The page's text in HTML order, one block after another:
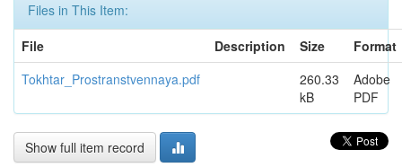
Files in This Item:
File
Description Size
Format
Tokhtar_Prostranstvennaya.pdf
260.33
kB
Adobe
PDF
Show full item record